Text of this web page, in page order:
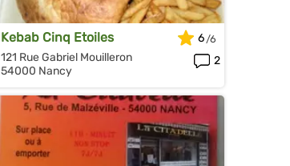
Kebab Cinq Etoiles
121 Rue Gabriel Mouilleron
54000 Nancy
6
2